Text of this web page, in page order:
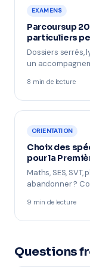
EXAMENS
Parcoursup
particuliers
Dossiers serrés,
un
8 min de lecture
ORIENTATION
Choix des
pour la
Maths, SES,
abandonner ?
9 min de lecture
Questions